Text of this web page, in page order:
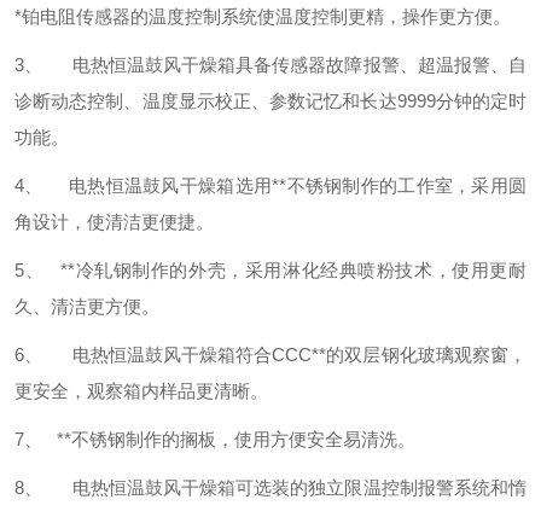
*铂电阻传感器的温度控制系统使温度控制更精，操作更方便。
3、 电热恒温鼓风干燥箱具备传感器故障报警、超温报警、自
诊断动态控制、温度显示校正、参数记忆和长达9999分钟的定时
功能。
4、 电热恒温鼓风干燥箱选用**不锈钢制作的工作室，采用圆
角设计，使清洁更便捷。
5、 **冷轧钢制作的外壳，采用淋化经典喷粉技术，使用更耐
久、清洁更方便。
6、 电热恒温鼓风干燥箱符合CCC**的双层钢化玻璃观察窗，
更安全，观察箱内样品更清晰。
7、 **不锈钢制作的搁板，使用方便安全易清洗。
8、 电热恒温鼓风干燥箱可选装的独立限温控制报警系统和惰